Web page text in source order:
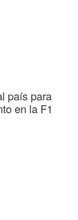
país para
en la F1